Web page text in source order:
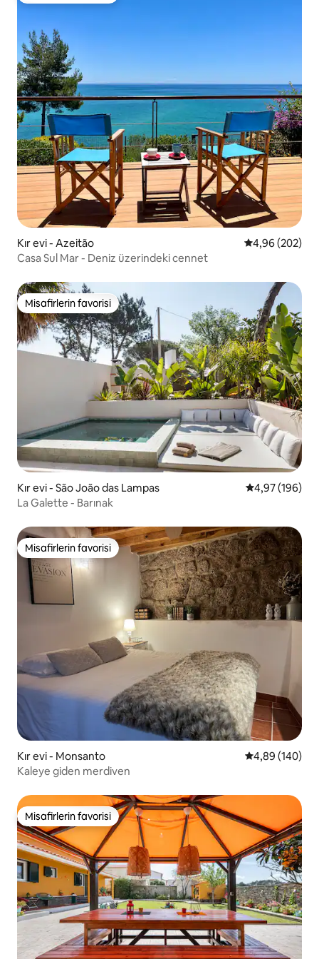
Kır evi - Azeitão 5 üzerinden
4,96 (202)
Casa Sul Mar - Deniz üzerindeki cennet
Misafirlerin favorisi
Misafirlerin favorisi
Kır evi - São João das Lampas 5 üzerinden
4,97 (196)
La Galette - Barınak
Misafirlerin favorisi
Misafirlerin favorisi
Kır evi - Monsanto 5 üzerinden
4,89 (140)
Kaleye giden merdiven
Misafirlerin favorisi
Misafirlerin favorisi